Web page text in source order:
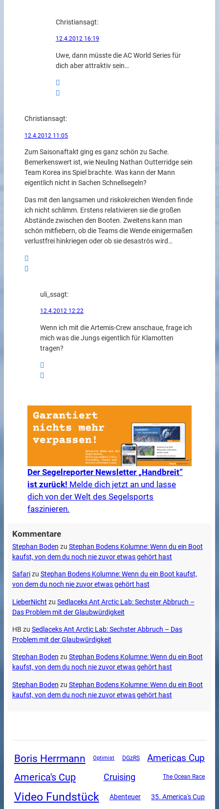
Christiansagt:
12.4.2012 16:19
Uwe, dann müsste die AC World Series für
dich aber attraktiv sein…
Christiansagt:
12.4.2012 11:05
Zum Saisonaftakt ging es ganz schön zu Sache.
Bemerkenswert ist, wie Neuling Nathan Outterridge sein
Team Korea ins Spiel brachte. Was kann der Mann
eigentlich nicht in Sachen Schnellsegeln?
Das mit den langsamen und riskokreichen Wenden finde
ich nicht schlimm. Erstens relativieren sie die großen
Abstände zwischen den Booten. Zweitens kann man
schön mitfiebern, ob die Teams die Wende einigermaßen
verlustfrei hinkriegen oder ob sie desaströs wird…
uli_ssagt:
12.4.2012 12:22
Wenn ich mit die Artemis-Crew anschaue, frage ich
mich was die Jungs eigentlich für Klamotten
tragen?
Der Segelreporter Newsletter „Handbreit“
ist zurück! Melde dich jetzt an und lasse
dich von der Welt des Segelsports
faszinieren.
Kommentare
Stephan Boden zu Stephan Bodens Kolumne: Wenn du ein Boot
kaufst, von dem du noch nie zuvor etwas gehört hast
Safarizu Stephan Bodens Kolumne: Wenn du ein Boot kaufst,
von dem du noch nie zuvor etwas gehört hast
LieberNicht zu Sedlaceks Ant Arctic Lab: Sechster Abbruch –
Das Problem mit der Glaubwürdigkeit
HB zu Sedlaceks Ant Arctic Lab: Sechster Abbruch – Das
Problem mit der Glaubwürdigkeit
Stephan Boden zu Stephan Bodens Kolumne: Wenn du ein Boot
kaufst, von dem du noch nie zuvor etwas gehört hast
Stephan Boden zu Stephan Bodens Kolumne: Wenn du ein Boot
kaufst, von dem du noch nie zuvor etwas gehört hast
Boris Herrmann Optimist DGzRS Americas Cup
America's Cup Cruising The Ocean Race
Video Fundstück Abenteuer 35. America's Cup